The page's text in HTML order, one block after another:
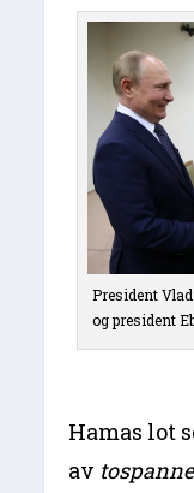
President
og president
Hamas lot
av